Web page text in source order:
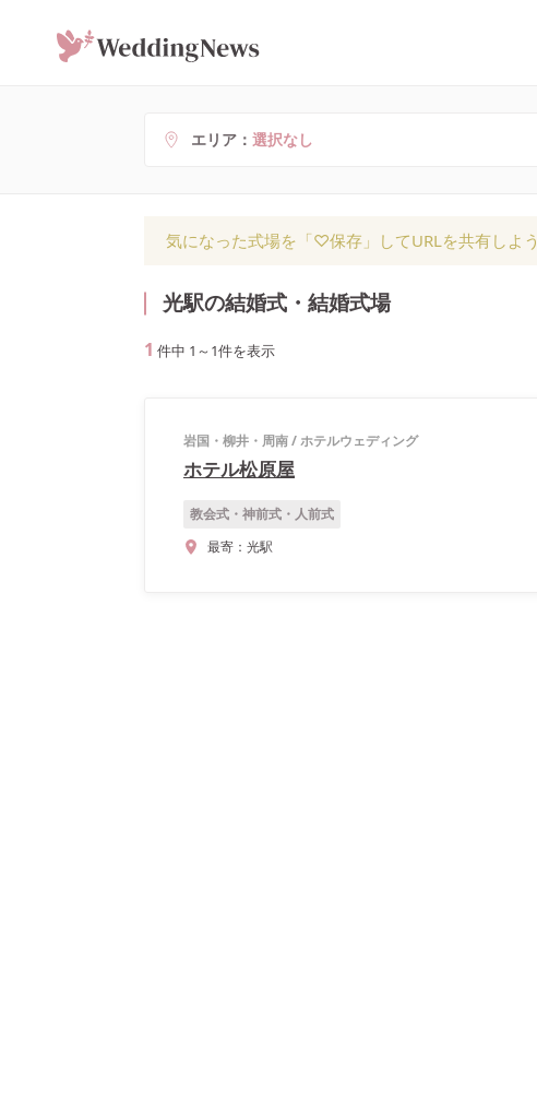
エリア 選択なし
気になった式場を「♡保存」してURLを共有しよう
光駅の結婚式・結婚式場
1 件中 1 ～ 1件を表示
岩国・柳井・周南/ホテルウェディング
ホテル松原屋
教会式・神前式・人前式
最寄： 光駅